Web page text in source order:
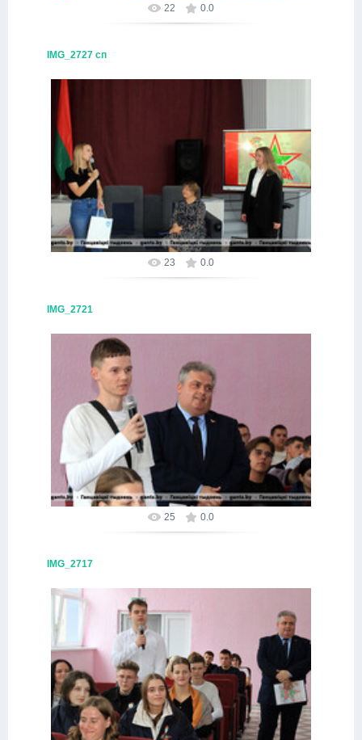
22 0.0
IMG_2727 сп
Alex
23 0.0
IMG_2721
09.10.2025
Alex
25 0.0
IMG_2717
09.10.2025
Alex